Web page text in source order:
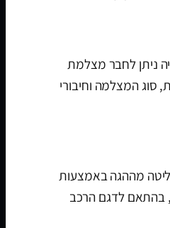
ניתן לחבר מצלמת
סוג המצלמה וחיבורי
מההגה באמצעות
מתאם מתאים או CANBUS, בהתאם לדגם הרכב